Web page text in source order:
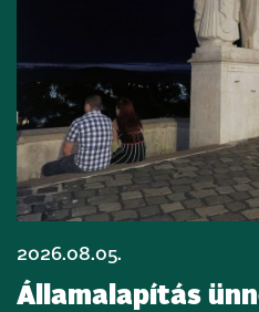
2026.08.05.
Államalapítás